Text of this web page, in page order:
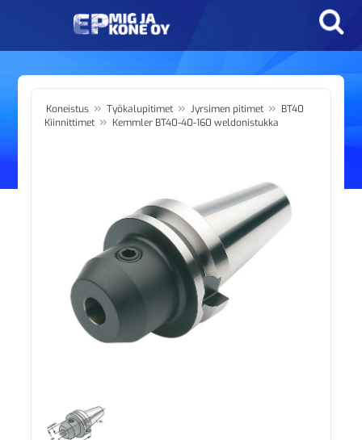
Koneistus » Työkalupitimet » Jyrsimen pitimet » BT40
Kiinnittimet » Kemmler BT40-40-160 weldonistukka